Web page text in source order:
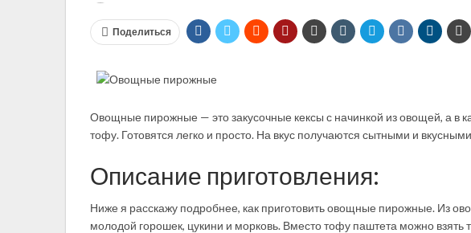
Поделиться
Овощные пирожные — это закусочные кексы с начинкой из овощей, а в
тофу. Готовятся легко и просто. На вкус получаются сытными и
Описание приготовления:
Ниже я расскажу подробнее, как приготовить овощные пирожные. Из
молодой горошек, цукини и морковь. Вместо тофу паштета можно взять